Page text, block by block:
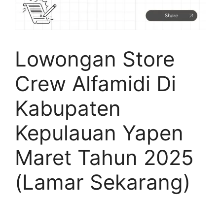
Lowongan Store
Crew Alfamidi Di
Kabupaten
Kepulauan Yapen
Maret Tahun 2025
(Lamar Sekarang)